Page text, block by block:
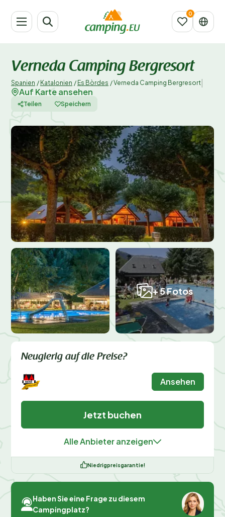
Verneda Camping Bergresort
Spanien / Katalonien / Es Bòrdes /Verneda Camping Bergresort
Auf Karte ansehen
Teilen Speichern
+ 5 Fotos
Neugierig auf die Preise?
Ansehen
Jetzt buchen
Alle Anbieter anzeigen
Niedrigpreisgarantie!
Haben Sie eine Frage zu diesem
Campingplatz?